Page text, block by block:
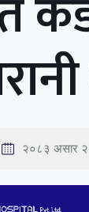
२०८३ असार